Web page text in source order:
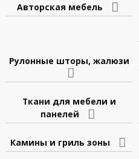
Авторская мебель
Рулонные шторы, жалюзи
Ткани для мебели и
панелей
Камины и гриль зоны